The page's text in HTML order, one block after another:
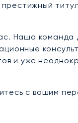
Наша команда
и уже
с вашим